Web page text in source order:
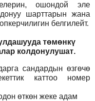
ошондой эле
шарттарын жана
белгилейт.
төмөнкү
колдонулушат.
сандардын өзгөчө
каттоо номер
өткөн жеке адам